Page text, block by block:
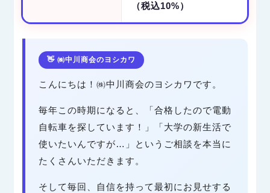
（税込10%）
👋 ㈱中川商会のヨシカワ
こんにちは！㈱中川商会のヨシカワです。
毎年この時期になると、「合格したので電動
自転車を探しています！」「大学の新生活で
使いたいんですが…」というご相談を本当に
たくさんいただきます。
そして毎回、自信を持って最初にお見せする